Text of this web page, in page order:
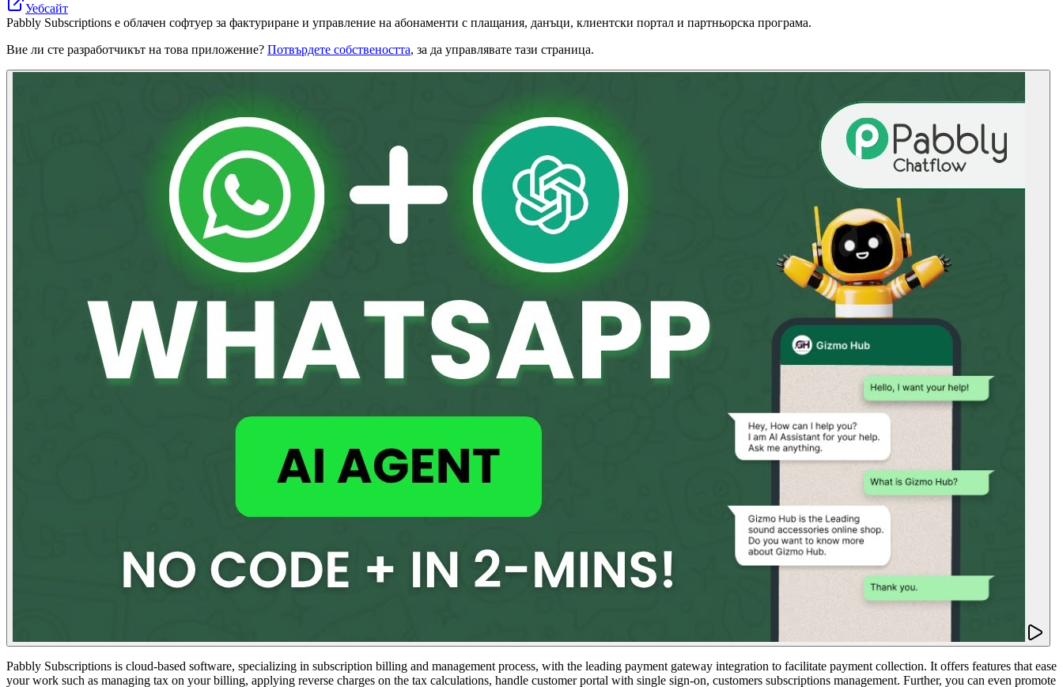
Уебсайт
Pabbly Subscriptions е облачен софтуер за фактуриране и управление на абонаменти с плащания, данъци, клиентски портал и партньорска програма.
Вие ли сте разработчикът на това приложение? Потвърдете собствеността, за да управлявате тази страница.
Pabbly Subscriptions is cloud-based software, specializing in subscription billing and management process, with the leading payment gateway integration to facilitate payment collection. It offers features that ease
your work such as managing tax on your billing, applying reverse charges on the tax calculations, handle customer portal with single sign-on, customers subscriptions management. Further, you can even promote